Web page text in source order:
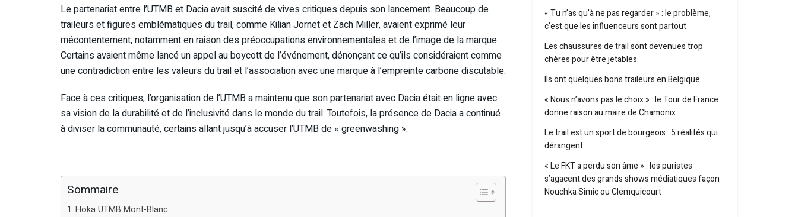
Le partenariat entre l’UTMB et Dacia avait suscité de vives critiques depuis son lancement. Beaucoup de
traileurs et figures emblématiques du trail, comme Kilian Jornet et Zach Miller, avaient exprimé leur
mécontentement, notamment en raison des préoccupations environnementales et de l’image de la marque.
Certains avaient même lancé un appel au boycott de l’événement, dénonçant ce qu’ils considéraient comme
une contradiction entre les valeurs du trail et l’association avec une marque à l’empreinte carbone discutable​.
Face à ces critiques, l’organisation de l’UTMB a maintenu que son partenariat avec Dacia était en ligne avec
sa vision de la durabilité et de l’inclusivité dans le monde du trail. Toutefois, la présence de Dacia a continué
à diviser la communauté, certains allant jusqu’à accuser l’UTMB de « greenwashing »​.
Sommaire
Hoka UTMB Mont-Blanc
« Tu n’as qu’à ne pas regarder » : le problème,
c’est que les influenceurs sont partout
Les chaussures de trail sont devenues trop
chères pour être jetables
Ils ont quelques bons traileurs en Belgique
« Nous n’avons pas le choix » : le Tour de France
donne raison au maire de Chamonix
Le trail est un sport de bourgeois : 5 réalités qui
dérangent
« Le FKT a perdu son âme » : les puristes
s’agacent des grands shows médiatiques façon
Nouchka Simic ou Clemquicourt